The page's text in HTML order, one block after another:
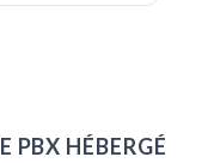
PBX HÉBERGÉ